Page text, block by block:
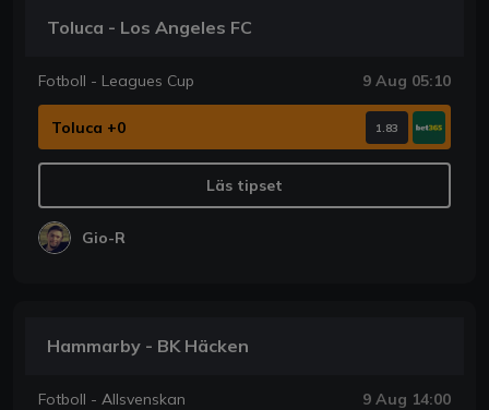
Toluca - Los Angeles FC
Fotboll - Leagues Cup 9 Aug 05:10
Toluca +0 1.83
Läs tipset
Gio-R
Hammarby - BK Häcken
Fotboll - Allsvenskan 9 Aug 14:00